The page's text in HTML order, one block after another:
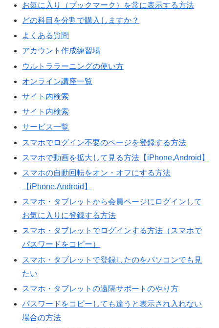
お気に入り（ブックマーク）を常に表示する方法
どの科目を分割で購入しますか？
よくある質問
アカウント作成練習場
ウルトララーニングの使い方
オンライン講座一覧
サイト内検索
サイト内検索
サービス一覧
スマホでログイン不要のページを登録する方法
スマホで動画を拡大して見る方法【iPhone,Android】
スマホの自動回転をオン・オフにする方法
【iPhone,Android】
スマホ・タブレットから会員ページにログインして
お気に入りに登録する方法
スマホ・タブレットでログインする方法（スマホで
パスワードをコピー）
スマホ・タブレットで登録したのをパソコンでも見
たい
スマホ・タブレットの遠隔サポートのやり方
パスワードをコピーしても違うと表示され入れない
場合の方法